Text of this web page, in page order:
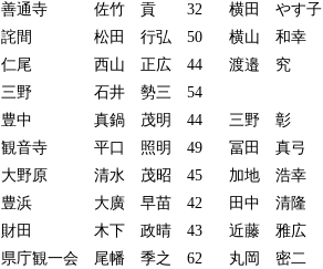
善通寺
佐竹 貢 32 横田 やす子
詫間
松田 行弘 50 横山 和幸
仁尾
西山 正広 44 渡邉 究
三野
石井 勢三
54
豊中
真鍋 茂明 44 三野 彰
観音寺
平口 照明 49 冨田 真弓
大野原
清水 茂昭 45 加地 浩幸
豊浜
大廣 早苗 42 田中 清隆
財田
木下 政晴 43 近藤 雅広
県庁観一会
尾幡 季之 62 丸岡 密二